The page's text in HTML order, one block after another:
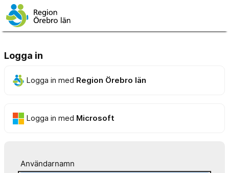
Logga in
Logga in med Region Örebro län
Logga in med Microsoft
Användarnamn